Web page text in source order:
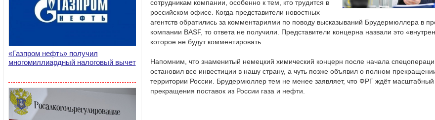
«Газпром нефть» получил
многомиллиардный налоговый вычет
сотрудникам компании, особенно к тем, кто трудится в
российском офисе. Когда представители новостных
агентств обратились за комментариями по поводу высказываний Брудермюллера в
компании BASF, то ответа не получили. Представители концерна назвали это
которое не будут комментировать.
Напомним, что знаменитый немецкий химический концерн после начала
остановил все инвестиции в нашу страну, а чуть позже объявил о полном
территории России. Брудермюллер тем не менее заявляет, что ФРГ ждёт масштабный
прекращения поставок из России газа и нефти.